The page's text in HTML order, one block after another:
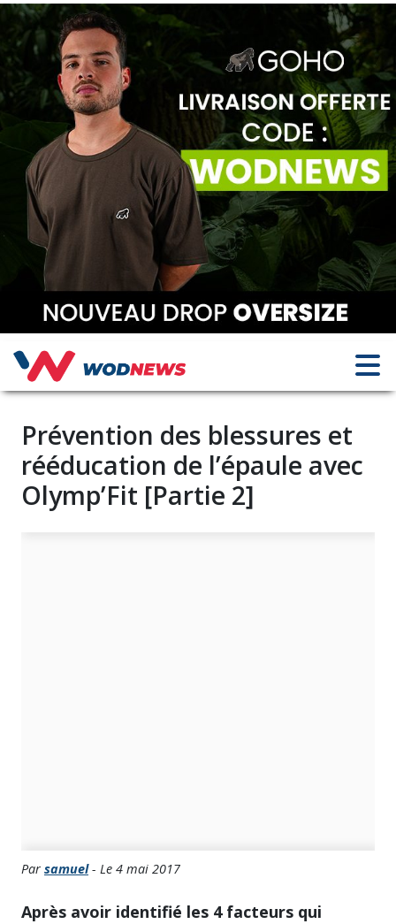
Prévention des blessures et
rééducation de l’épaule avec
Olymp’Fit [Partie 2]
Par samuel- Le 4 mai 2017
Après avoir identifié les 4 facteurs qui